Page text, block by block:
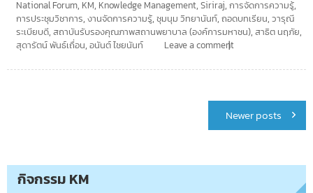
National Forum, KM, Knowledge Management, Siriraj, การจัดการความรู้,
การประชุมวิชาการ, งานจัดการความรู้, ชุมนุม วิทยานันท์, ถอดบทเรียน, วารุณี
ระเบียบดี, สถาบันรับรองคุณภาพสถานพยาบาล (องค์การมหาชน), สาธิต นฤภัย,
สุดารัตน์ พันธ์เถื่อน, อนันต์ ไชยนันท์ Leave a comment
Newer posts
กิจกรรม KM